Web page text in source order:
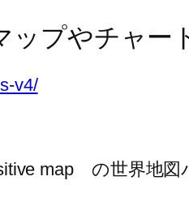
ップやチャー
v4/
map の世界地図